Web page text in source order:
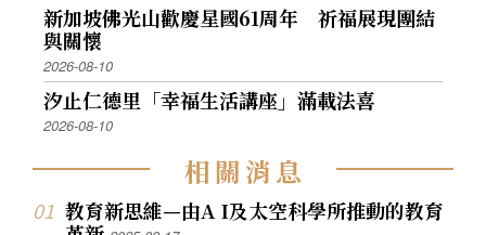
新加坡佛光山歡慶星國61周年 祈福展現團結
與關懷
2026-08-10
汐止仁德里「幸福生活講座」滿載法喜
2026-08-10
相關消息
教育新思維—由A I及太空科學所推動的教育